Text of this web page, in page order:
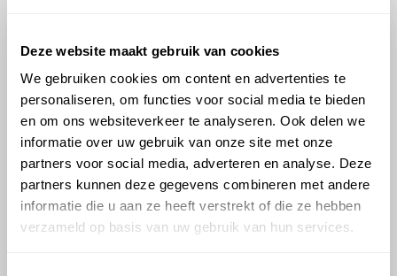
Deze website maakt gebruik van cookies
We gebruiken cookies om content en advertenties te
personaliseren, om functies voor social media te bieden
en om ons websiteverkeer te analyseren. Ook delen we
informatie over uw gebruik van onze site met onze
partners voor social media, adverteren en analyse. Deze
partners kunnen deze gegevens combineren met andere
informatie die u aan ze heeft verstrekt of die ze hebben
verzameld op basis van uw gebruik van hun services.
700 ATF 6008
VerdeelbakMP 1622
Inhoud 1,6 liter